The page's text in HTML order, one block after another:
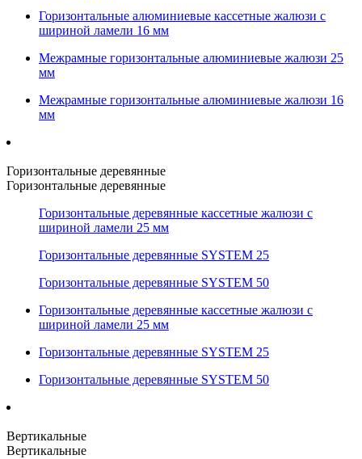
Горизонтальные алюминиевые кассетные жалюзи с
шириной ламели 16 мм
Межрамные горизонтальные алюминиевые жалюзи 25
мм
Межрамные горизонтальные алюминиевые жалюзи 16
мм
Горизонтальные деревянные
Горизонтальные деревянные
Горизонтальные деревянные кассетные жалюзи с
шириной ламели 25 мм
Горизонтальные деревянные SYSTEM 25
Горизонтальные деревянные SYSTEM 50
Горизонтальные деревянные кассетные жалюзи с
шириной ламели 25 мм
Горизонтальные деревянные SYSTEM 25
Горизонтальные деревянные SYSTEM 50
Вертикальные
Вертикальные